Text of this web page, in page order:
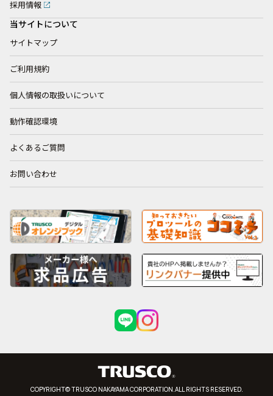
採用情報
当サイトについて
サイトマップ
ご利用規約
個人情報の取扱いについて
動作確認環境
よくあるご質問
お問い合わせ
COPYRIGHT© TRUSCO NAKAYAMA CORPORATION.ALL RIGHTS RESERVED.